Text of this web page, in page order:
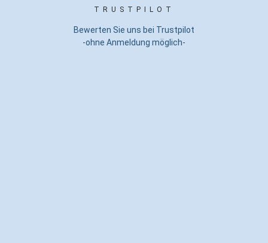
TRUSTPILOT
Bewerten Sie uns bei Trustpilot
-ohne Anmeldung möglich-